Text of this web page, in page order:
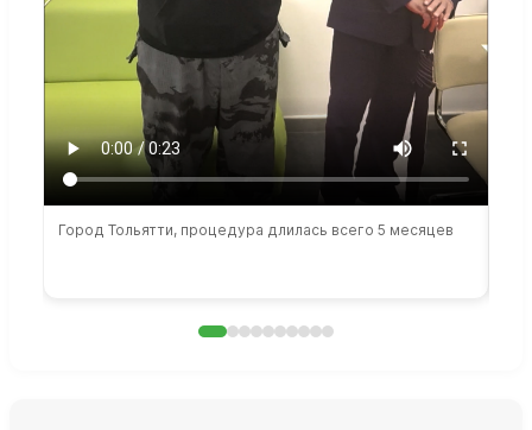
Город Тольятти, процедура длилась всего 5 месяцев